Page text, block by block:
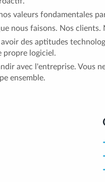
valeurs fondamentales
nous faisons. Nos clients.
des aptitudes
propre logiciel.
avec l'entreprise. Vous
ensemble.